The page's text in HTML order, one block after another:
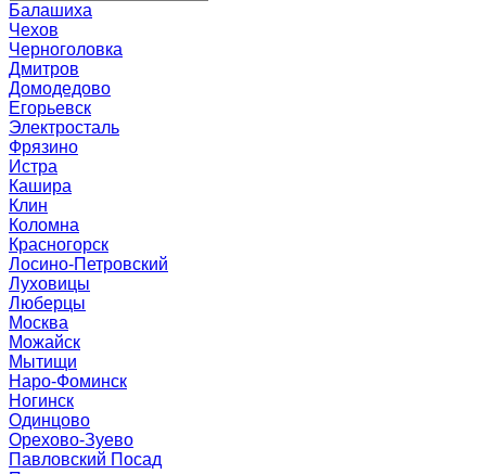
Балашиха
Чехов
Черноголовка
Дмитров
Домодедово
Егорьевск
Электросталь
Фрязино
Истра
Кашира
Клин
Коломна
Красногорск
Лосино-Петровский
Луховицы
Люберцы
Москва
Можайск
Мытищи
Наро-Фоминск
Ногинск
Одинцово
Орехово-Зуево
Павловский Посад